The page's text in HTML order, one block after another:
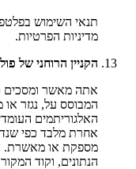
תנאי השימוש
מדיניות הפרטיות.
הקניין הרוחני של
אתה מאשר ומסכים
המבוסס על, נגזר או
האלגוריתמים
אחרת מלבד כפי
מספקת או מאשרת.
הנתונים, וקוד